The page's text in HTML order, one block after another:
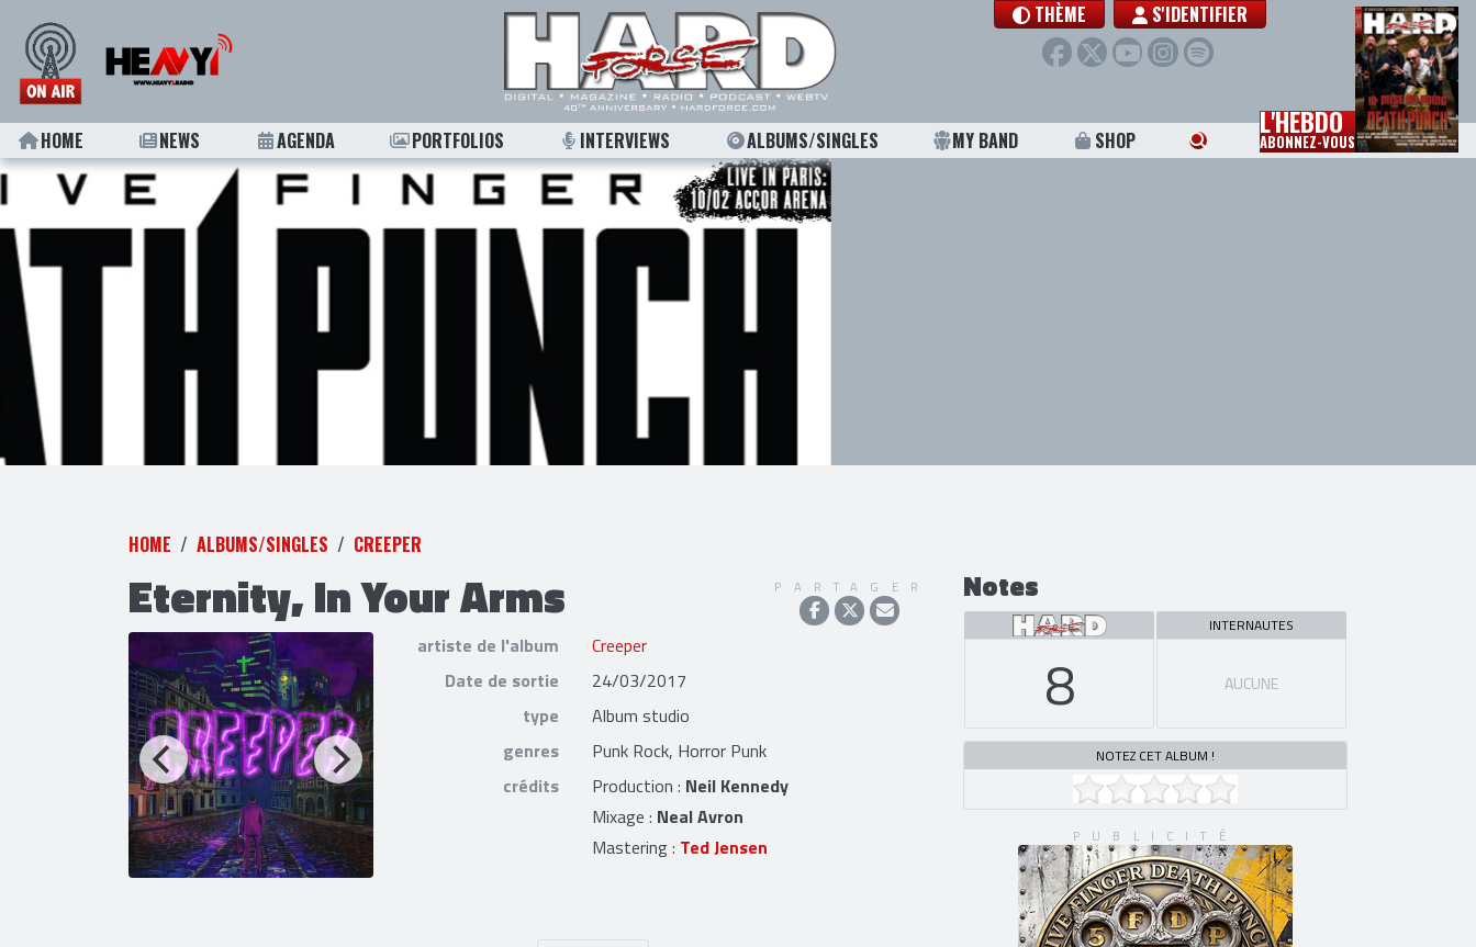
THÈME S'IDENTIFIER
HOME NEWS AGENDA PORTFOLIOS INTERVIEWS ALBUMS/SINGLES MY BAND SHOP L'HEBDO
ABONNEZ-VOUS
HOME ALBUMS/SINGLES CREEPER
Eternity, In Your Arms PARTAGER
artiste de l'album
Creeper
Date de sortie
24/03/2017
type
Album studio
genres
Punk Rock, Horror Punk
crédits
Production : Neil Kennedy
Mixage : Neal Avron
Mastering : Ted Jensen
Notes
8
INTERNAUTES
AUCUNE
NOTEZ CET ALBUM !